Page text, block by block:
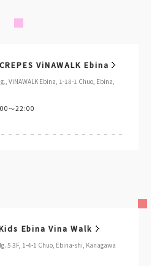
ViNAWALK Ebina
ViNAWALK Ebina, 1-18-1 Chuo, Ebina,
～22:00
Ebina Vina Walk
5 3F, 1-4-1 Chuo, Ebina-shi, Kanagawa